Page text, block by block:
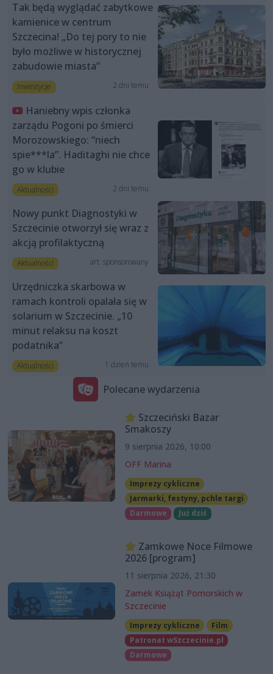
Tak będą wyglądać zabytkowe
kamienice w centrum
Szczecina! „Do tej pory to nie
było możliwe w historycznej
zabudowie miasta”
Inwestycje 2 dni temu
Haniebny wpis członka
zarządu Pogoni po śmierci
Morozowskiego: “niech
spie***la”. Haditaghi nie chce
go w klubie
Aktualności 2 dni temu
Nowy punkt Diagnostyki w
Szczecinie otworzył się wraz z
akcją profilaktyczną
Aktualności art. sponsorowany
Urzędniczka skarbowa w
ramach kontroli opalała się w
solarium w Szczecinie. „10
minut relaksu na koszt
podatnika”
Aktualności 1 dzień temu
Polecane wydarzenia
Szczeciński Bazar
Smakoszy
9 sierpnia 2026, 10:00
OFF Marina
Imprezy cykliczne
Jarmarki, festyny, pchle targi
Darmowe
Już dziś
Zamkowe Noce Filmowe
2026 [program]
11 sierpnia 2026, 21:30
Zamek Książąt Pomorskich w
Szczecinie
Imprezy cykliczne
Film
Patronat wSzczecinie.pl
Darmowe